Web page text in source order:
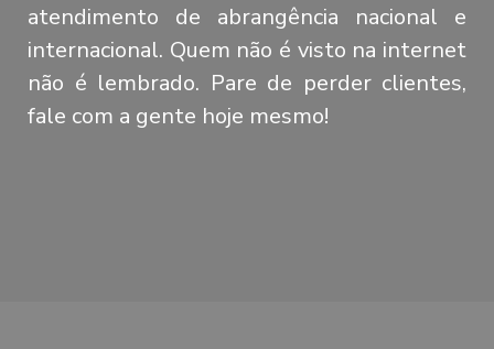
atendimento de abrangência nacional e
internacional. Quem não é visto na internet
não é lembrado. Pare de perder clientes,
fale com a gente hoje mesmo!